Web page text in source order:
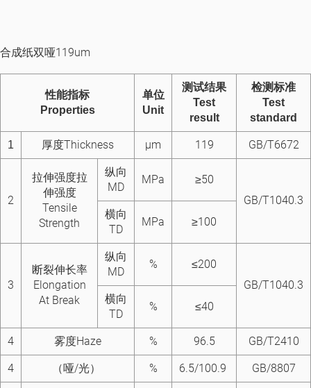
合成纸双哑119um
性能指标
Properties
单位
Unit
测试结果
Test
result
检测标准
Test
standard
1 厚度Thickness μm 119 GB/T6672
2
拉伸强度拉
伸强度
Tensile
Strength
纵向
MD
MPa
≥50
GB/T1040.3
横向
TD
MPa ≥100
3
断裂伸长率
Elongation
At Break
纵向
MD
%
≤200
GB/T1040.3
横向
TD
% ≤40
4 雾度Haze % 96.5 GB/T2410
4 （哑/光） % 6.5/100.9 GB/8807